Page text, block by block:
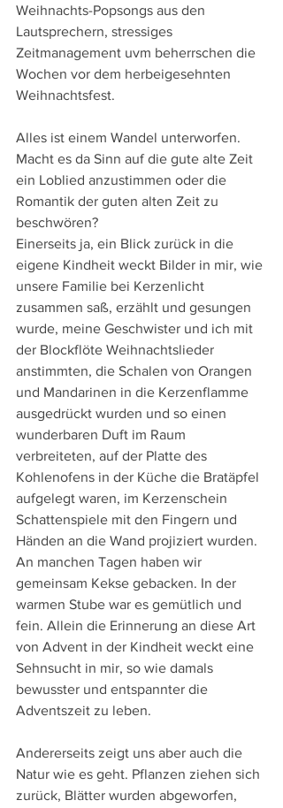
Weihnachts-Popsongs aus den
Lautsprechern, stressiges
Zeitmanagement uvm beherrschen die
Wochen vor dem herbeigesehnten
Weihnachtsfest.
Alles ist einem Wandel unterworfen.
Macht es da Sinn auf die gute alte Zeit
ein Loblied anzustimmen oder die
Romantik der guten alten Zeit zu
beschwören?
Einerseits ja, ein Blick zurück in die
eigene Kindheit weckt Bilder in mir, wie
unsere Familie bei Kerzenlicht
zusammen saß, erzählt und gesungen
wurde, meine Geschwister und ich mit
der Blockflöte Weihnachtslieder
anstimmten, die Schalen von Orangen
und Mandarinen in die Kerzenflamme
ausgedrückt wurden und so einen
wunderbaren Duft im Raum
verbreiteten, auf der Platte des
Kohlenofens in der Küche die Bratäpfel
aufgelegt waren, im Kerzenschein
Schattenspiele mit den Fingern und
Händen an die Wand projiziert wurden.
An manchen Tagen haben wir
gemeinsam Kekse gebacken. In der
warmen Stube war es gemütlich und
fein. Allein die Erinnerung an diese Art
von Advent in der Kindheit weckt eine
Sehnsucht in mir, so wie damals
bewusster und entspannter die
Adventszeit zu leben.
Andererseits zeigt uns aber auch die
Natur wie es geht. Pflanzen ziehen sich
zurück, Blätter wurden abgeworfen,